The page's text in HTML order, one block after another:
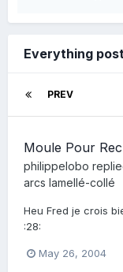
Everything
PREV
Moule Pour
philippelobo
arcs lamellé-collé
Heu Fred je crois
:28:
May 26, 2004